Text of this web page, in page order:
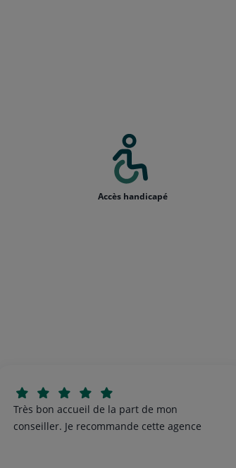
Accès handicapé
Très bon accueil de la part de mon
conseiller. Je recommande cette agence